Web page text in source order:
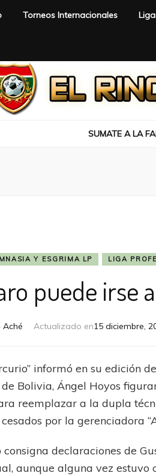
Torneos Internacionales
SUMATE A LA
Y ESGRIMA LP LIGA
puede irse
Actualizado en15 diciembre,
informó en su edición
Bolivia, Ángel Hoyos
reemplazar a la dupla
por la gerenciadora
declaraciones de
aunque alguna vez estuvo